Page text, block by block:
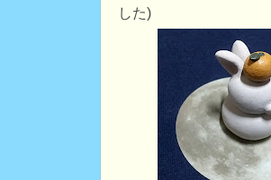
した)